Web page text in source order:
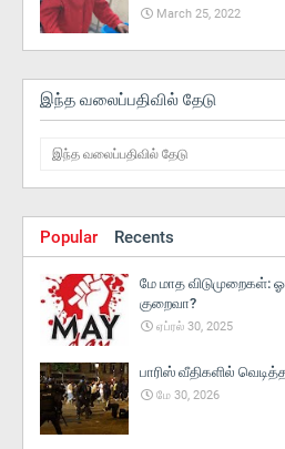
March 25, 2022
இந்த வலைப்பதிவில் தேடு
Popular Recents
மே மாத விடுமுறைகள்:
குறைவா?
ஏப்ரல் 30, 2025
பாரிஸ் வீதிகளில்
மே 30, 2026